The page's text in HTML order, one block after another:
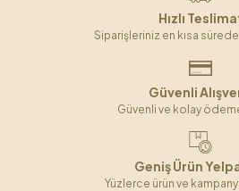
Hızlı
Siparişleriniz en kısa
Güvenli
Güvenli ve kolay
Geniş Ürün
Yüzlerce ürün ve